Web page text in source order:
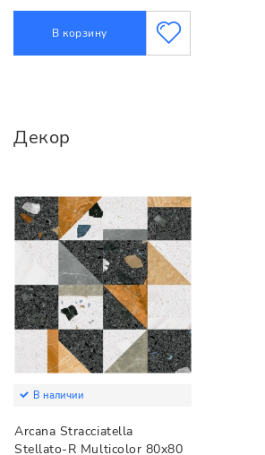
В корзину
Декор
В наличии
Arcana Stracciatella
Stellato-R Multicolor 80x80